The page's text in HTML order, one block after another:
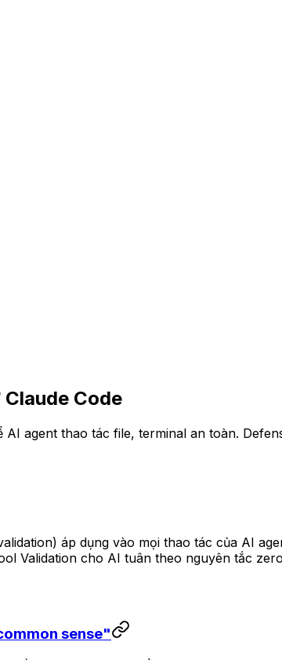
Code
AI agent thao tác file, terminal an toàn.
áp dụng vào mọi thao tác của AI
Validation cho AI tuân theo nguyên tắc
sense"